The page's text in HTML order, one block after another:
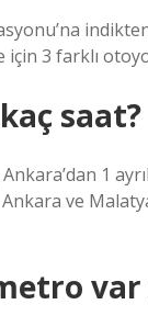
3 farklı
saat?
1
ve
var